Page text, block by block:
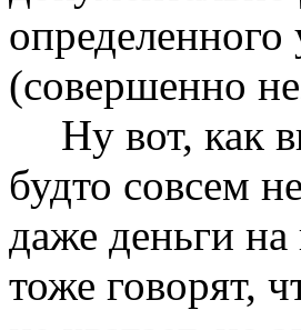
(совершенно
Ну вот, как
будто совсем
даже деньги на
тоже говорят,